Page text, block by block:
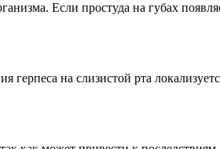
Если простуда на губах
на слизистой рта